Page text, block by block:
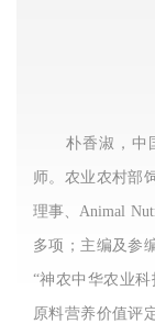
朴香淑，中
师。农业农村部
理事、Animal
多项；主编及参
“神农中华农业
原料营养价值评